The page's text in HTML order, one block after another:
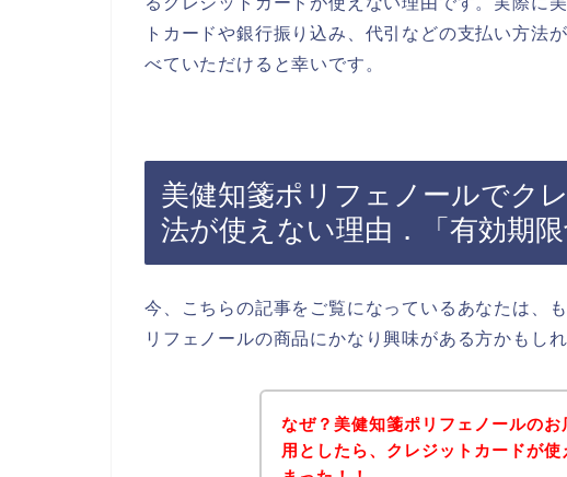
トカードや銀行振り込み、代引などの支払い方法
べていただけると幸いです。
美健知箋ポリフェノールでク
法が使えない理由．「有効期限
今、こちらの記事をご覧になっているあなたは、
リフェノールの商品にかなり興味がある方かもし
なぜ？美健知箋ポリフェノールの
用としたら、クレジットカードが